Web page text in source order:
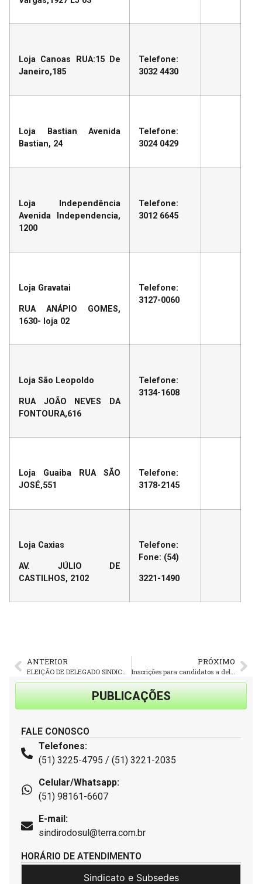
Loja Canoas RUA:15 De
Janeiro,185
Telefone:
3032 4430
Loja Bastian Avenida
Bastian, 24
Telefone:
3024 0429
Loja Independência
Avenida Independencia,
1200
Telefone:
3012 6645
Loja Gravatai
RUA ANÁPIO GOMES,
1630- loja 02
Telefone:
3127-0060
Loja São Leopoldo
RUA JOÃO NEVES DA
FONTOURA,616
Telefone:
3134-1608
Loja Guaiba RUA SÃO
JOSÉ,551
Telefone:
3178-2145
Loja Caxias
AV. JÚLIO DE
CASTILHOS, 2102
Telefone:
Fone: (54)
3221-1490
ANTERIOR PRÓXIMO
PUBLICAÇÕES
FALE CONOSCO
Telefones:
(51) 3225-4795 / (51) 3221-2035
Celular/Whatsapp:
(51) 98161-6607
E-mail:
sindirodosul@terra.com.br
HORÁRIO DE ATENDIMENTO
Sindicato e Subsedes